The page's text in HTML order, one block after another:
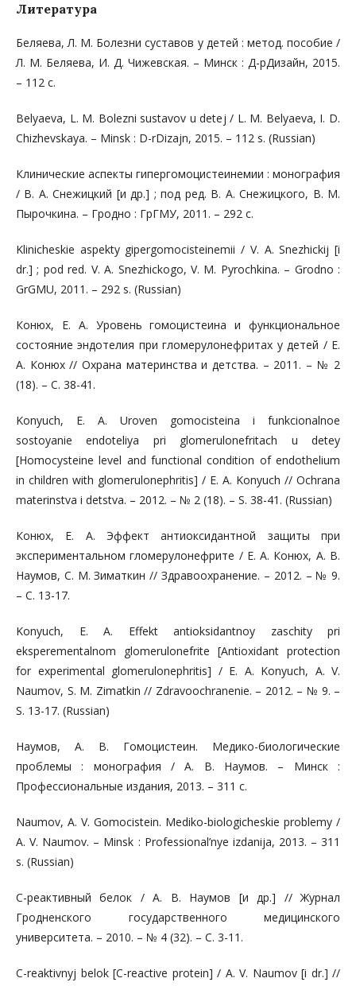
Литература
Беляева, Л. М. Болезни суставов у детей : метод. пособие /
Л. М. Беляева, И. Д. Чижевская. – Минск : Д-рДизайн, 2015.
– 112 с.
Belyaeva, L. М. Bolezni sustavov u detej / L. М. Belyaeva, I. D.
Chizhevskaya. – Minsk : D-rDizajn, 2015. – 112 s. (Russian)
Клинические аспекты гипергомоцистеинемии : монография
/ В. А. Снежицкий [и др.] ; под ред. В. А. Снежицкого, В. М.
Пырочкина. – Гродно : ГрГМУ, 2011. – 292 с.
Klinicheskie aspekty gipergomocisteinemii / V. A. Snezhickij [i
dr.] ; pod red. V. A. Snezhickogo, V. M. Pyrochkina. – Grodno :
GrGMU, 2011. – 292 s. (Russian)
Конюх, Е. А. Уровень гомоцистеина и функциональное
состояние эндотелия при гломерулонефритах у детей / Е.
А. Конюх // Охрана материнства и детства. – 2011. – № 2
(18). – С. 38-41.
Konyuch, Е. А. Uroven gomocisteina i funkcionalnoe
sostoyanie endoteliya pri glomerulonefritach u detey
[Homocysteine level and functional condition of endothelium
in children with glomerulonephritis] / Е. А. Konyuch // Ochrana
materinstva i detstva. – 2012. – № 2 (18). – S. 38-41. (Russian)
Конюх, Е. А. Эффект антиоксидантной защиты при
экспериментальном гломерулонефрите / Е. А. Конюх, А. В.
Наумов, С. М. Зиматкин // Здравоохранение. – 2012. – № 9.
– С. 13-17.
Konyuch, Е. А. Effekt antioksidantnoy zaschity pri
eksperementalnom glomerulonefrite [Antioxidant protection
for experimental glomerulonephritis] / Е. А. Konyuch, А. V.
Naumov, S. М. Zimatkin // Zdravoochranenie. – 2012. – № 9. –
S. 13-17. (Russian)
Наумов, А. В. Гомоцистеин. Медико-биологические
проблемы : монография / А. В. Наумов. – Минск :
Профессиональные издания, 2013. – 311 с.
Naumov, A. V. Gomocistein. Mediko-biologicheskie problemy /
A. V. Naumov. – Minsk : Professional’nye izdanija, 2013. – 311
s. (Russian)
C-реактивный белок / А. В. Наумов [и др.] // Журнал
Гродненского государственного медицинского
университета. – 2010. – № 4 (32). – С. 3-11.
C-reaktivnyj belok [C-reactive protein] / А. V. Naumov [i dr.] //